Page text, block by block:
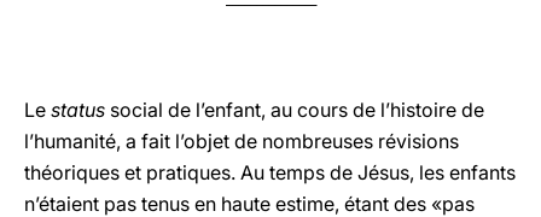
Le status social de l’enfant, au cours de l’histoire de
l’humanité, a fait l’objet de nombreuses révisions
théoriques et pratiques. Au temps de Jésus, les enfants
n’étaient pas tenus en haute estime, étant des «pas